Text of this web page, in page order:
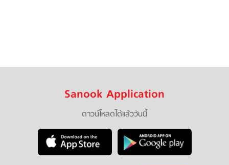
Sanook Application
ดาวน์โหลดได้แล้ววันนี้